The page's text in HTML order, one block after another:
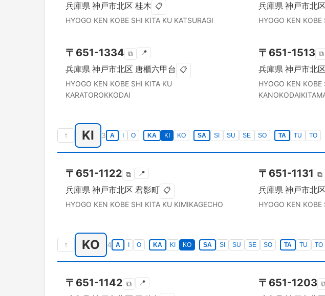
兵庫県 神戸市北区 桂木 📋
HYOGO KEN KOBE SHI KITA KU KATSURAGI
兵庫県 神戸市北区
HYOGO KEN KOBE
〒 651-1334 ⧉ 📍
兵庫県 神戸市北区 唐櫃六甲台 📋
HYOGO KEN KOBE SHI KITA KU
KARATOROKKODAI
〒 651-1513 ⧉
兵庫県 神戸市北区
HYOGO KEN KOBE
↑ KI 3 A O KA KI KO SA SI SU SE SO TA TU TO
〒 651-1122 ⧉ 📍
兵庫県 神戸市北区 君影町 📋
HYOGO KEN KOBE SHI KITA KU KIMIKAGECHO
〒 651-1131 ⧉
兵庫県 神戸市北区
HYOGO KEN KOBE
↑ KO 4 A O KA KI KO SA SI SU SE SO TA TU TO
〒 651-1142 ⧉ 📍 〒 651-1203